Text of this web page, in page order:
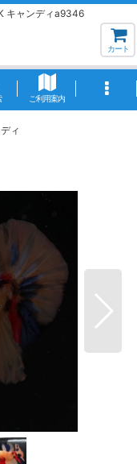
キャンディa9346
カート
ご利用案内
ィ